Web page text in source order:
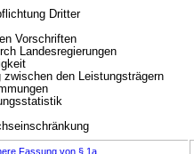
Dritter
Vorschriften
Landesregierungen
den Leistungsträgern
Fassung von § 1a